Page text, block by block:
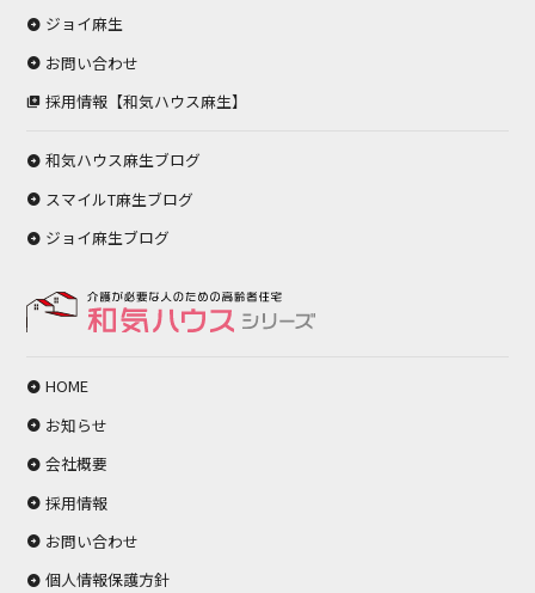
ジョイ麻生
お問い合わせ
採用情報【和気ハウス麻生】
和気ハウス麻生ブログ
スマイルT麻生ブログ
ジョイ麻生ブログ
HOME
お知らせ
会社概要
採用情報
お問い合わせ
個人情報保護方針